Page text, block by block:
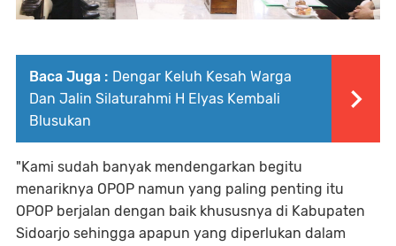
Baca Juga : Dengar Keluh Kesah Warga
Dan Jalin Silaturahmi H Elyas Kembali
Blusukan
"Kami sudah banyak mendengarkan begitu
menariknya OPOP namun yang paling penting itu
OPOP berjalan dengan baik khususnya di Kabupaten
Sidoarjo sehingga apapun yang diperlukan dalam